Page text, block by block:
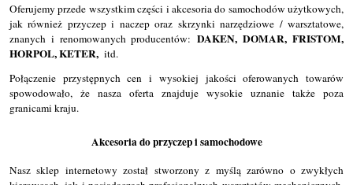
Oferujemy przede wszystkim części i akcesoria do samochodów użytkowych,
jak również przyczep i naczep oraz skrzynki narzędziowe / warsztatowe,
znanych i renomowanych producentów:DAKEN, DOMAR, FRISTOM,
HORPOL, KETER, itd.
Połączenie przystępnych cen i wysokiej jakości oferowanych towarów
spowodowało, że nasza oferta znajduje wysokie uznanie także poza
granicami kraju.
Akcesoria do przyczep i samochodowe
Nasz sklep internetowy został stworzony z myślą zarówno o zwykłych